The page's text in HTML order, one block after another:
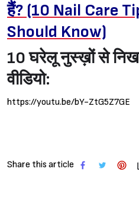
हैं? (10 Nail Care
Should Know)
10 घरेलू नुस्ख़ों से
वीडियो:
https://youtu.be/bY-ZtG5Z7GE
Share this article